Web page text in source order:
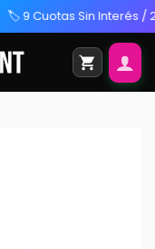
Sin Interés / 20%